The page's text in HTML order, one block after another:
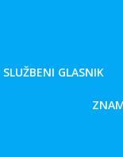
SLUŽBENI GLASNIK